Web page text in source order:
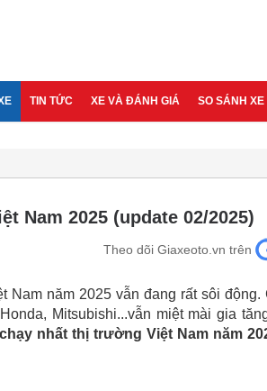
TIN TỨC XE VÀ ĐÁNH GIÁ SO SÁNH XE
Nam 2025 (update 02/2025)
Theo dõi Giaxeoto.vn trên
Nam năm 2025 vẫn đang rất sôi
Mitsubishi...vẫn miệt mài gia
nhất thị trường Việt Nam năm